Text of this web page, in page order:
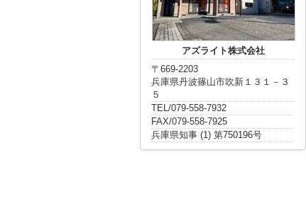
アズライト株式会社
〒669-2203
兵庫県丹波篠山市吹新１３１－３
５
TEL/079-558-7932
FAX/079-558-7925
兵庫県知事 (1) 第750196号